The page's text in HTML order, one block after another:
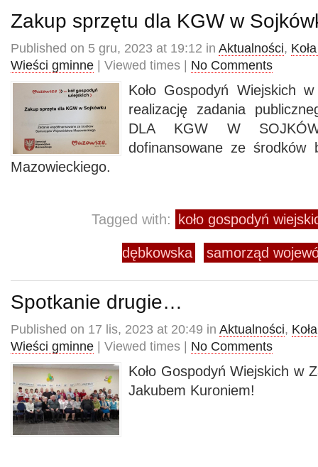
Zakup sprzętu dla KGW w
Published on 5 gru, 2023 at 19:12 in Aktualności,
Wieści gminne | Viewed times | No Comments
Koło Gospodyń Wiejskich
realizację zadania
DLA KGW W
dofinansowane ze środków
Mazowieckiego.
Tagged with: koło gospodyń
dębkowska samorząd
Spotkanie drugie…
Published on 17 lis, 2023 at 20:49 in Aktualności,
Wieści gminne | Viewed times | No Comments
Koło Gospodyń Wiejskich w
Jakubem Kuroniem!